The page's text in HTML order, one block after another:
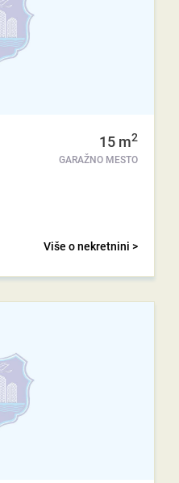
15 m2
GARAŽNO MESTO
Više o nekretnini >